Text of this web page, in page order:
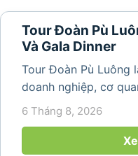
Tour Đoàn Pù
Và Gala Dinner
Tour Đoàn Pù Luông
doanh nghiệp, cơ
hợp nghỉ dưỡng,
nguyên sơ, không
6 Tháng 8, 2026